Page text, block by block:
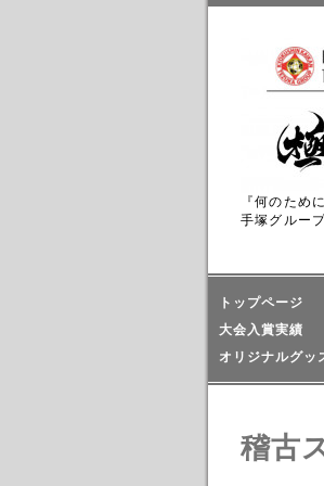
『何のため
手塚グルー
トップページ
大会入賞実績
オリジナルグッ
稽古